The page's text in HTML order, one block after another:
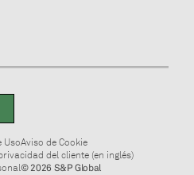
UsoAviso de Cookie
del cliente (en inglés)
© 2026 S&P Global